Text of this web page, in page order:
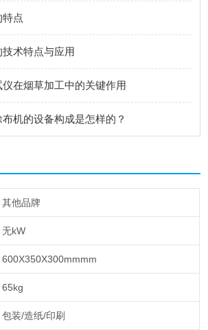
特点
术特点与应用
在烟草加工中的关键作用
机的设备构成是怎样的？
其他品牌
无kW
600X350X300mmmm
65kg
包装/造纸/印刷